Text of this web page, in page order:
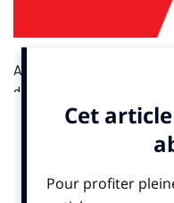
Avec les premiers
des droits télévisuels a été
Même si les montants
saison dernière. Par
(142 M€ nets) améliorent